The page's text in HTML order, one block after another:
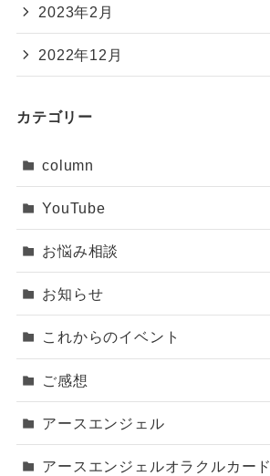
2023年2月
2022年12月
カテゴリー
column
YouTube
お悩み相談
お知らせ
これからのイベント
ご感想
アースエンジェル
アースエンジェルオラクルカード